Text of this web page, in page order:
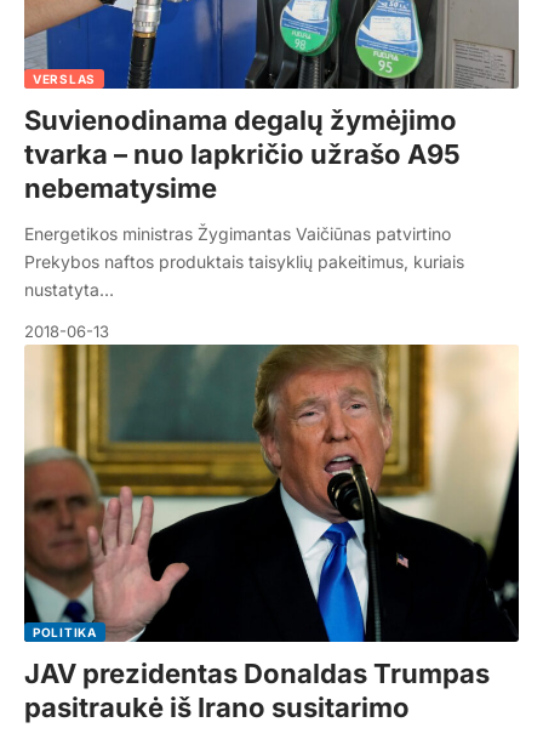
VERSLAS
Suvienodinama degalų žymėjimo
tvarka – nuo lapkričio užrašo A95
nebematysime
Energetikos ministras Žygimantas Vaičiūnas patvirtino
Prekybos naftos produktais taisyklių pakeitimus, kuriais
nustatyta…
2018-06-13
POLITIKA
JAV prezidentas Donaldas Trumpas
pasitraukė iš Irano susitarimo